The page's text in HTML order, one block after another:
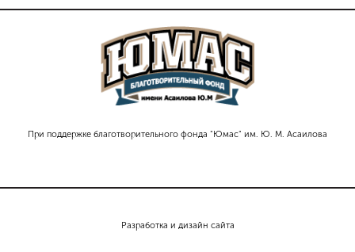
При поддержке благотворительного фонда "Юмас" им. Ю. М. Асаилова
Разработка и дизайн сайта